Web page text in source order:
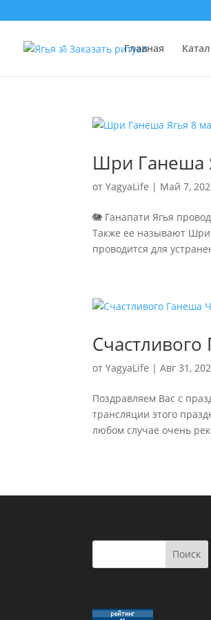
Главная
Шри Ганеша
отYagyaLife | Май 7,
🐘 Ганапати Ягья
Также ее называют
проводится для
отYagyaLife |Авг 31,
Поздравляем Вас с
трансляции этого
любом случае очень